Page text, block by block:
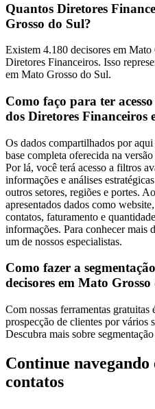
Quantos Diretores
Grosso do Sul?
Existem 4.180 decisores em
Diretores Financeiros. Isso
em Mato Grosso do Sul.
Como faço para ter
dos Diretores Financeiros
Os dados compartilhados por
base completa oferecida na
Por lá, você terá acesso a filtros
informações e análises
outros setores, regiões e portes.
apresentados dados como
contatos, faturamento e
informações. Para conhecer mais
um de nossos especialistas.
Como fazer a
decisores em Mato
Com nossas ferramentas gratuitas
prospecção de clientes por vários
Descubra mais sobre
Continue
contatos